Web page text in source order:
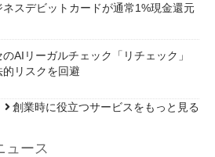
ネスデビットカードが通常1%現金還元
AIリーガルチェック「リチェック」
リスクを回避
創業時に役立つサービスをもっと見る
ュース